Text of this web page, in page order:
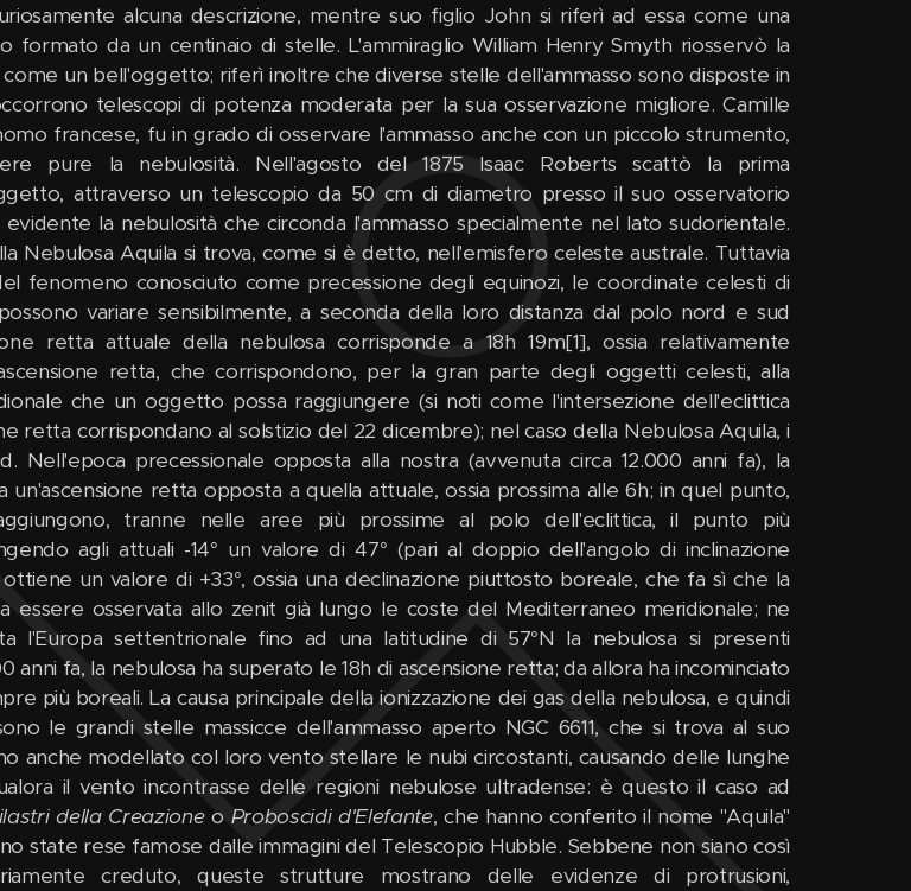
alcuna descrizione, mentre suo figlio John si riferì ad essa come una
formato da un centinaio di stelle. L'ammiraglio William Henry Smyth riosservò la
un bell'oggetto; riferì inoltre che diverse stelle dell'ammasso sono disposte in
telescopi di potenza moderata per la sua osservazione migliore. Camille
francese, fu in grado di osservare l'ammasso anche con un piccolo strumento,
pure la nebulosità. Nell'agosto del 1875 Isaac Roberts scattò la prima
attraverso un telescopio da 50 cm di diametro presso il suo osservatorio
la nebulosità che circonda l'ammasso specialmente nel lato sudorientale.
Nebulosa Aquila si trova, come si è detto, nell'emisfero celeste australe. Tuttavia
fenomeno conosciuto come precessione degli equinozi, le coordinate celesti di
variare sensibilmente, a seconda della loro distanza dal polo nord e sud
retta attuale della nebulosa corrisponde a 18h 19m[1], ossia relativamente
retta, che corrispondono, per la gran parte degli oggetti celesti, alla
che un oggetto possa raggiungere (si noti come l'intersezione dell'eclittica
retta corrispondano al solstizio del 22 dicembre); nel caso della Nebulosa Aquila, i
Nell'epoca precessionale opposta alla nostra (avvenuta circa 12.000 anni fa), la
un'ascensione retta opposta a quella attuale, ossia prossima alle 6h; in quel punto,
tranne nelle aree più prossime al polo dell'eclittica, il punto più
agli attuali -14° un valore di 47° (pari al doppio dell'angolo di inclinazione
un valore di +33°, ossia una declinazione piuttosto boreale, che fa sì che la
essere osservata allo zenit già lungo le coste del Mediterraneo meridionale; ne
l'Europa settentrionale fino ad una latitudine di 57°N la nebulosa si presenti
anni fa, la nebulosa ha superato le 18h di ascensione retta; da allora ha incominciato
più boreali. La causa principale della ionizzazione dei gas della nebulosa, e quindi
le grandi stelle massicce dell'ammasso aperto NGC 6611, che si trova al suo
anche modellato col loro vento stellare le nubi circostanti, causando delle lunghe
il vento incontrasse delle regioni nebulose ultradense: è questo il caso ad
della Creazioneo Proboscidi d'Elefante, che hanno conferito il nome "Aquila"
state rese famose dalle immagini del Telescopio Hubble. Sebbene non siano così
creduto, queste strutture mostrano delle evidenze di protrusioni,